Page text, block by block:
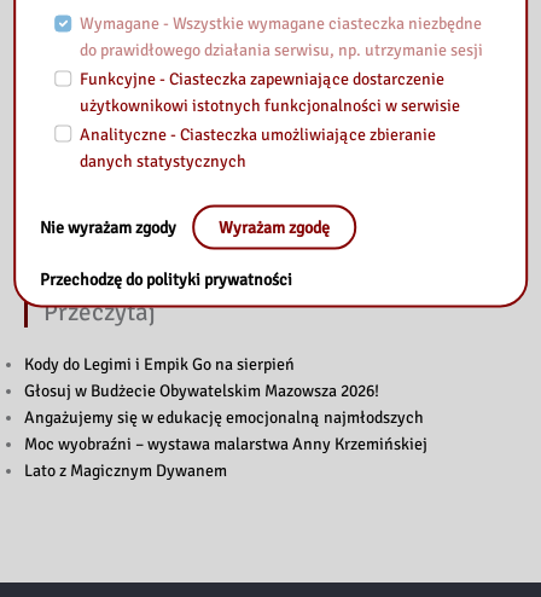
Przeczytaj
Kody do Legimi i Empik Go na sierpień
Głosuj w Budżecie Obywatelskim Mazowsza 2026!
Angażujemy się w edukację emocjonalną najmłodszych
Moc wyobraźni – wystawa malarstwa Anny Krzemińskiej
Lato z Magicznym Dywanem
Wymagane - Wszystkie wymagane ciasteczka niezbędne
do prawidłowego działania serwisu, np. utrzymanie sesji
Funkcyjne - Ciasteczka zapewniające dostarczenie
użytkownikowi istotnych funkcjonalności w serwisie
Analityczne - Ciasteczka umożliwiające zbieranie
danych statystycznych
Nie wyrażam zgody Wyrażam zgodę
Przechodzę do polityki prywatności